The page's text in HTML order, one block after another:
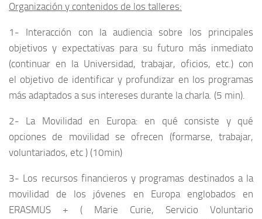
Organización y contenidos de los talleres:
1- Interacción con la audiencia sobre los principales
objetivos y expectativas para su futuro más inmediato
(continuar en la Universidad, trabajar, oficios, etc.) con
el objetivo de identificar y profundizar en los programas
más adaptados a sus intereses durante la charla. (5 min).
2- La Movilidad en Europa: en qué consiste y qué
opciones de movilidad se ofrecen (formarse, trabajar,
voluntariados, etc ) (10min)
3- Los recursos financieros y programas destinados a la
movilidad de los jóvenes en Europa englobados en
ERASMUS + ( Marie Curie, Servicio Voluntario